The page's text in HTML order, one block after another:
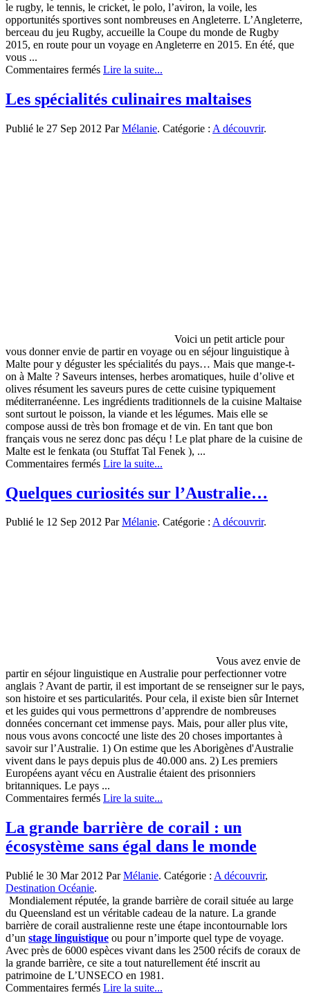
le rugby, le tennis, le cricket, le polo, l’aviron, la voile, les
opportunités sportives sont nombreuses en Angleterre. L’Angleterre,
berceau du jeu Rugby, accueille la Coupe du monde de Rugby
2015, en route pour un voyage en Angleterre en 2015. En été, que
vous ...
Commentaires ferméssur
sportive!
Lire la suite...
Les spécialités culinaires maltaises
Publié le 27 Sep 2012 ParMélanie. Catégorie : A découvrir.
Voici un petit article pour
vous donner envie de partir en voyage ou en séjour linguistique à
Malte pour y déguster les spécialités du pays… Mais que mange-t-
on à Malte ? Saveurs intenses, herbes aromatiques, huile d’olive et
olives résument les saveurs pures de cette cuisine typiquement
méditerranéenne. Les ingrédients traditionnels de la cuisine Maltaise
sont surtout le poisson, la viande et les légumes. Mais elle se
compose aussi de très bon fromage et de vin. En tant que bon
français vous ne serez donc pas déçu ! Le plat phare de la cuisine de
Malte est le fenkata (ou Stuffat Tal Fenek ), ...
Commentaires ferméssur
spécialités
culinaires
Lire la suite...
Quelques curiosités sur l’Australie…
Publié le 12 Sep 2012 ParMélanie. Catégorie : A découvrir.
Vous avez envie de
partir en séjour linguistique en Australie pour perfectionner votre
anglais ? Avant de partir, il est important de se renseigner sur le pays,
son histoire et ses particularités. Pour cela, il existe bien sûr Internet
et les guides qui vous permettrons d’apprendre de nombreuses
données concernant cet immense pays. Mais, pour aller plus vite,
nous vous avons concocté une liste des 20 choses importantes à
savoir sur l’Australie. 1) On estime que les Aborigènes d'Australie
vivent dans le pays depuis plus de 40.000 ans. 2) Les premiers
Européens ayant vécu en Australie étaient des prisonniers
britanniques. Le pays ...
Commentaires ferméssur
curiosités
sur
l’Australie…
Lire la suite...
La grande barrière de corail : un
écosystème sans égal dans le monde
Publié le 30 Mar 2012 ParMélanie. Catégorie : A découvrir,
Destination Océanie.
Mondialement réputée, la grande barrière de corail située au large
du Queensland est un véritable cadeau de la nature. La grande
barrière de corail australienne reste une étape incontournable lors
d’un stage linguistique ou pour n’importe quel type de voyage.
Avec près de 6000 espèces vivant dans les 2500 récifs de coraux de
la grande barrière, ce site a tout naturellement été inscrit au
patrimoine de L’UNSECO en 1981.
Commentaires ferméssur
Lire la suite...